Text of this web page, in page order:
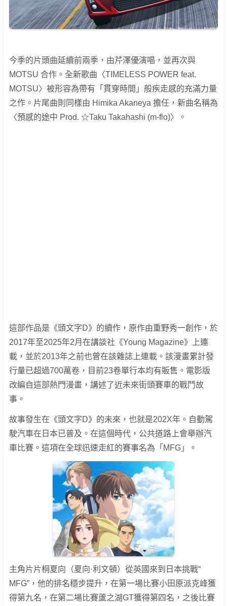
今季的片頭曲延續前兩季，由芹澤優演唱，並再次與
MOTSU 合作。全新歌曲〈TIMELESS POWER feat.
MOTSU〉被形容為帶有「貫穿時間」般疾走感的充滿力量
之作。片尾曲則同樣由 Himika Akaneya 擔任，新曲名稱為
〈預感的途中 Prod. ☆Taku Takahashi (m-flo)〉。
這部作品是《頭文字D》的續作，原作由重野秀一創作，於
2017年至2025年2月在講談社《Young Magazine》上連
載，並於2013年之前也曾在該雜誌上連載。該漫畫累計發
行量已超過700萬卷，目前23卷單行本均有販售。電影版
改編自這部熱門漫畫，講述了近未來街頭賽車的戰鬥故
事。
故事發生在《頭文字D》的未來，也就是202X年。自動駕
駛汽車在日本已普及。在這個時代，公共道路上會舉辦汽
車比賽。這項在全球迅速走紅的賽事名為「MFG」。
主角片片桐夏向（夏向·利文頓）從英國來到日本挑戰“
MFG”，他的排名穩步提升，在第一場比賽小田原派克峰獲
得第九名，在第二場比賽蘆之湖GT獲得第四名，之後比賽